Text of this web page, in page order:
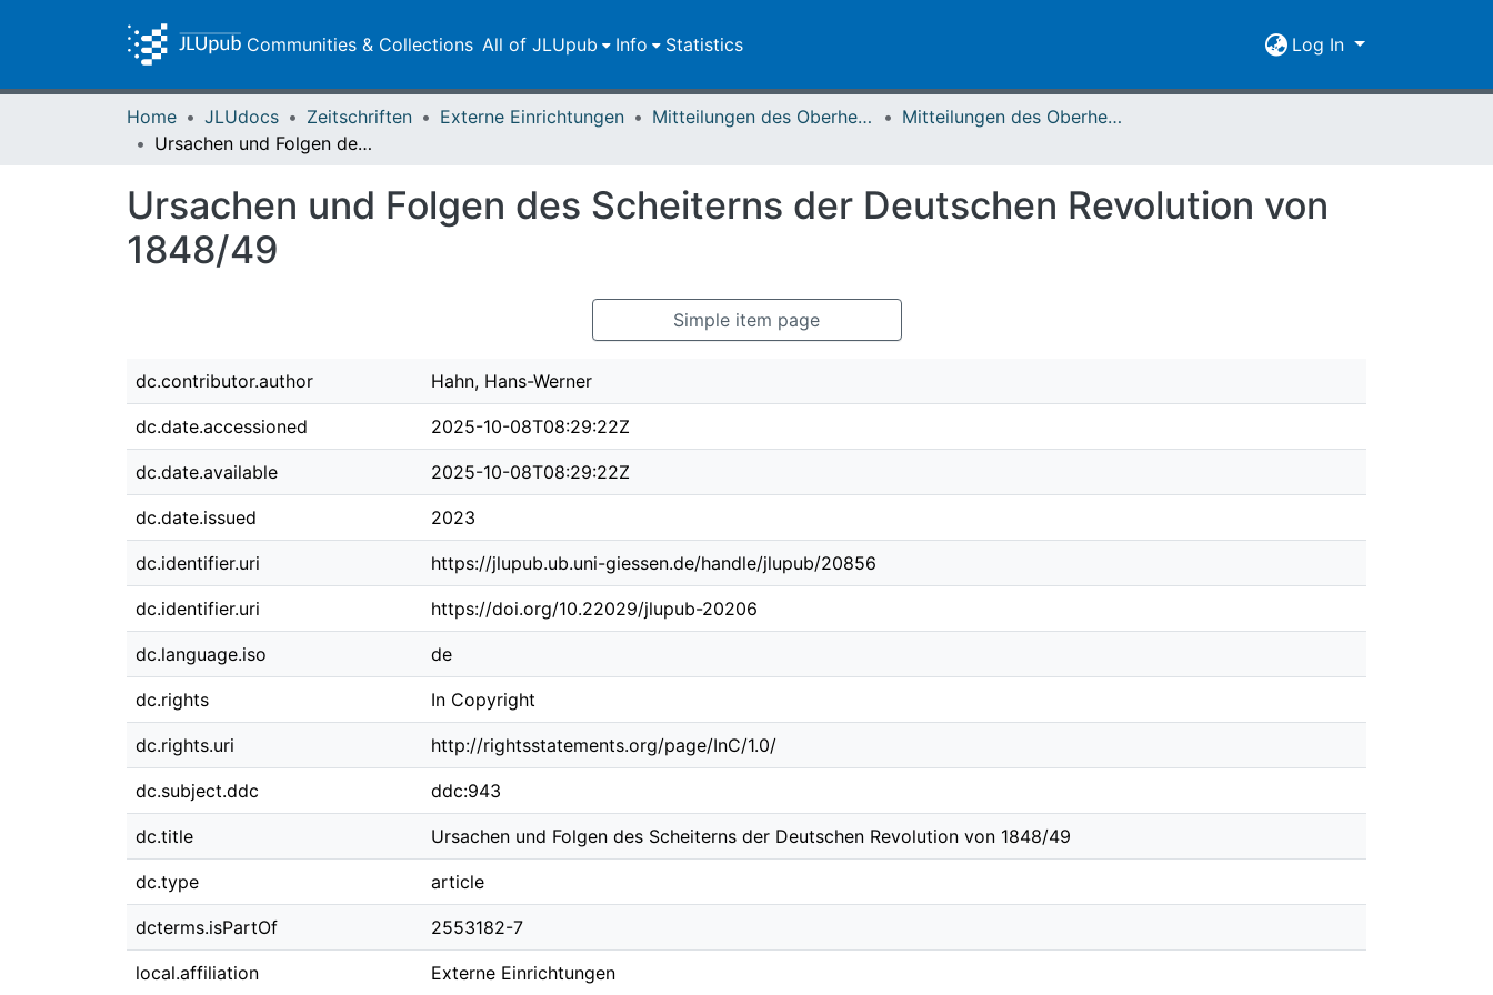
Communities & Collections All of JLUpub Info Statistics Log In
Home JLUdocs Zeitschriften Externe Einrichtungen Mitteilungen des Oberhessischen Geschichtsvereins Gießen
Mitteilungen des Oberhessischen Geschichtsvereins Gießen Vol. 108 (2023)
Ursachen und Folgen des Scheiterns der Deutschen Revolution von 1848/49
Ursachen und Folgen des Scheiterns der Deutschen Revolution von
1848/49
Simple item page
dc.contributor.author Hahn, Hans-Werner
dc.date.accessioned 2025-10-08T08:29:22Z
dc.date.available 2025-10-08T08:29:22Z
dc.date.issued 2023
dc.identifier.uri https://jlupub.ub.uni-giessen.de/handle/jlupub/20856
dc.identifier.uri https://doi.org/10.22029/jlupub-20206
dc.language.iso de
dc.rights In Copyright
dc.rights.uri http://rightsstatements.org/page/InC/1.0/
dc.subject.ddc ddc:943
dc.title Ursachen und Folgen des Scheiterns der Deutschen Revolution von 1848/49
dc.type article
dcterms.isPartOf 2553182-7
local.affiliation Externe Einrichtungen